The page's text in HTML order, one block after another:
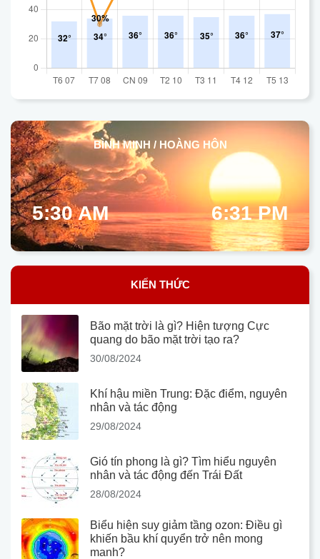
BÌNH MINH / HOÀNG HÔN
5:30 AM 6:31 PM
KIẾN THỨC
Bão mặt trời là gì? Hiện tượng Cực
quang do bão mặt trời tạo ra?
30/08/2024
Khí hậu miền Trung: Đặc điểm, nguyên
nhân và tác động
29/08/2024
Gió tín phong là gì? Tìm hiểu nguyên
nhân và tác động đến Trái Đất
28/08/2024
Biểu hiện suy giảm tầng ozon: Điều gì
khiến bầu khí quyển trở nên mong
manh?